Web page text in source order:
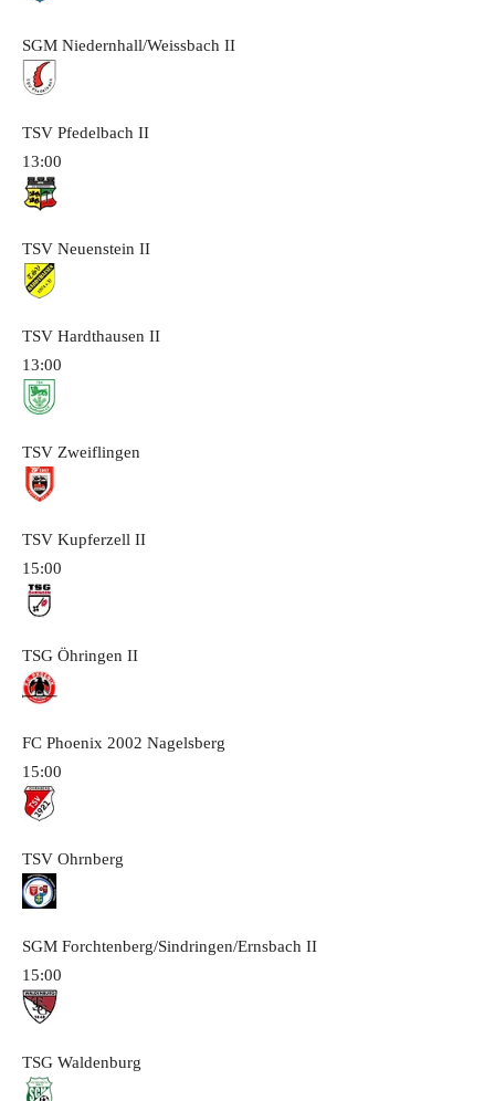
SGM Niedernhall/Weissbach II
TSV Pfedelbach II
13:00
TSV Neuenstein II
TSV Hardthausen II
13:00
TSV Zweiflingen
TSV Kupferzell II
15:00
TSG Öhringen II
FC Phoenix 2002 Nagelsberg
15:00
TSV Ohrnberg
SGM Forchtenberg/Sindringen/Ernsbach II
15:00
TSG Waldenburg